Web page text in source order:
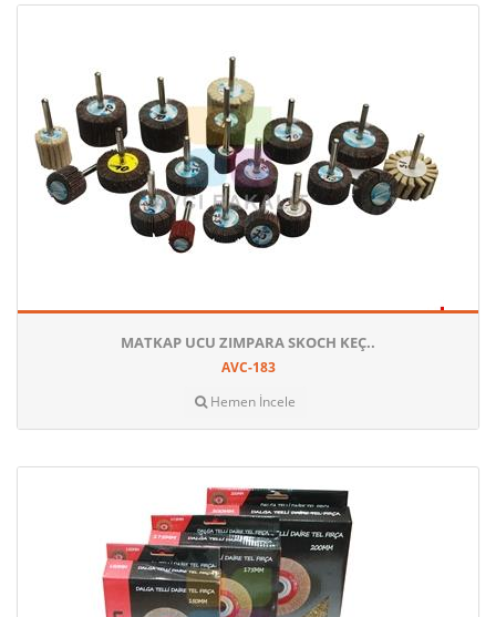
MATKAP UCU ZIMPARA SKOCH KEÇ..
AVC-183
Hemen İncele